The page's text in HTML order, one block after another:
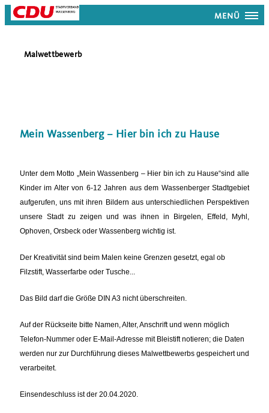
MENÜ
Malwettbewerb
Mein Wassenberg – Hier bin ich zu Hause
Unter dem Motto „Mein Wassenberg – Hier bin ich zu Hause“sind alle
Kinder im Alter von 6-12 Jahren aus dem Wassenberger Stadtgebiet
aufgerufen, uns mit ihren Bildern aus unterschiedlichen Perspektiven
unsere Stadt zu zeigen und was ihnen in Birgelen, Effeld, Myhl,
Ophoven, Orsbeck oder Wassenberg wichtig ist.
Der Kreativität sind beim Malen keine Grenzen gesetzt, egal ob
Filzstift, Wasserfarbe oder Tusche...
Das Bild darf die Größe DIN A3 nicht überschreiten.
Auf der Rückseite bitte Namen, Alter, Anschrift und wenn möglich
Telefon-Nummer oder E-Mail-Adresse mit Bleistift notieren; die Daten
werden nur zur Durchführung dieses Malwettbewerbs gespeichert und
verarbeitet.
Einsendeschluss ist der 20.04.2020.